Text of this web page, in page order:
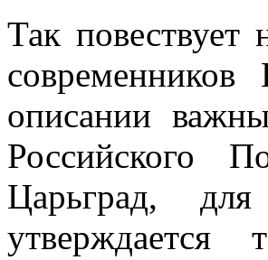
Так
описании
Российского
Царьград,
утверждается